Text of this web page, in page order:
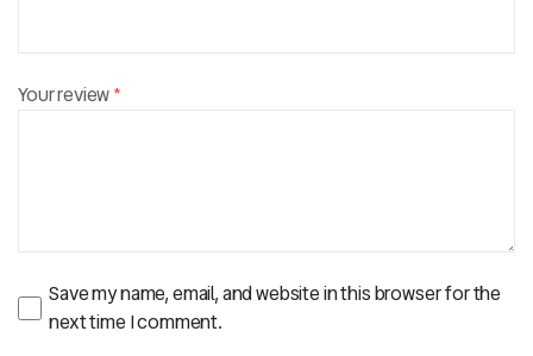
Your review*
Save my name, email, and website in this browser for the
next time I comment.